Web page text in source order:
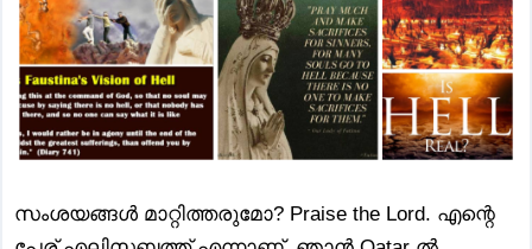
സംശയങ്ങൾ മാറ്റിത്തരുമോ? Praise the Lord. എന്റെ